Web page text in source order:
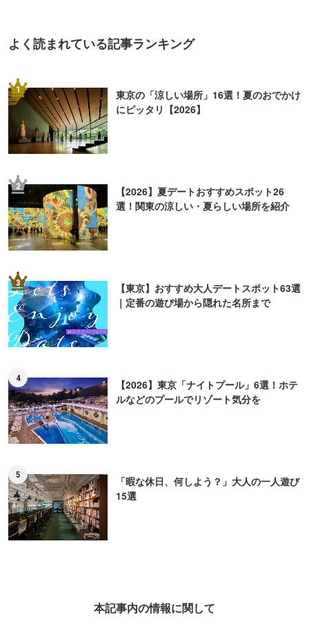
よく読まれている記事ランキング
1
東京の「涼しい場所」16選！夏のおでかけ
にピッタリ【2026】
2
【2026】夏デートおすすめスポット26
選！関東の涼しい・夏らしい場所を紹介
3
【東京】おすすめ大人デートスポット63選
｜定番の遊び場から隠れた名所まで
4
【2026】東京「ナイトプール」6選！ホテ
ルなどのプールでリゾート気分を
5
「暇な休日、何しよう？」大人の一人遊び
15選
本記事内の情報に関して